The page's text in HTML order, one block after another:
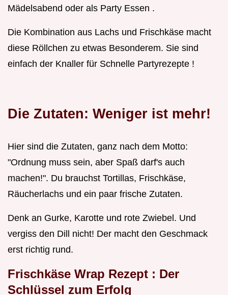
Mädelsabend oder als Party Essen .
Die Kombination aus Lachs und Frischkäse macht
diese Röllchen zu etwas Besonderem. Sie sind
einfach der Knaller für Schnelle Partyrezepte !
Die Zutaten: Weniger ist mehr!
Hier sind die Zutaten, ganz nach dem Motto:
"Ordnung muss sein, aber Spaß darf's auch
machen!". Du brauchst Tortillas, Frischkäse,
Räucherlachs und ein paar frische Zutaten.
Denk an Gurke, Karotte und rote Zwiebel. Und
vergiss den Dill nicht! Der macht den Geschmack
erst richtig rund.
Frischkäse Wrap Rezept : Der
Schlüssel zum Erfolg